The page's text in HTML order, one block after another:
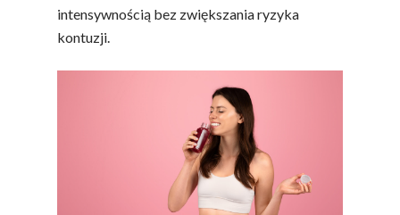
intensywnością bez zwiększania ryzyka
kontuzji.